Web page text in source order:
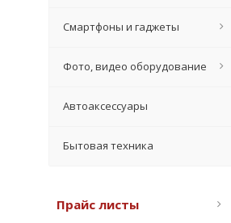
Смартфоны и гаджеты
Фото, видео оборудование
Автоаксессуары
Бытовая техника
Прайс листы